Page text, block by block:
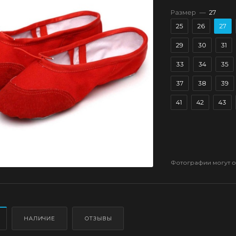
Размер — 27
25
26 27
29 30 31
33 34 35
37 38 39
41 42 43
Фотографии могут
НАЛИЧИЕ ОТЗЫВЫ